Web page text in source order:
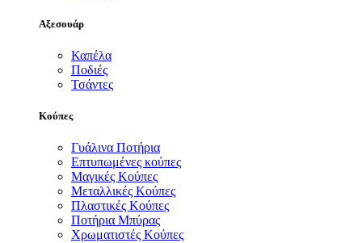
Αξεσουάρ
Καπέλα
Ποδιές
Τσάντες
Κούπες
Γυάλινα Ποτήρια
Επτυπωμένες κούπες
Μαγικές Κούπες
Μεταλλικές Κούπες
Πλαστικές Κούπες
Ποτήρια Μπύρας
Χρωματιστές Κούπες